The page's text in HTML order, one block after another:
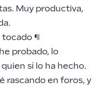
Muy productiva,
tocado ¶
probado, lo
sí lo ha hecho.
rascando en foros, y